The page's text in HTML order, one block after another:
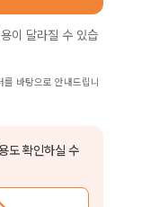
이 달라질 수 있습
바탕으로 안내드립니
도 확인하실 수